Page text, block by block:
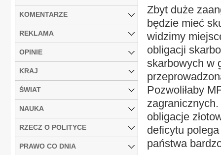
Zbyt duże
będzie mieć
widzimy
obligacji
skarbowych w
Pozwoliłaby
obligacje
deficytu
państwa
KOMENTARZE
REKLAMA
OPINIE
KRAJ
ŚWIAT
NAUKA
RZECZ O POLITYCE
PRAWO CO DNIA